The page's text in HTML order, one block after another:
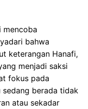
mencoba
bahwa
keterangan Hanafi,
menjadi saksi
fokus pada
berada tidak
atau sekadar